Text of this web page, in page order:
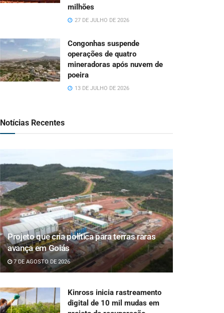
milhões
27 DE JULHO DE 2026
Congonhas suspende
operações de quatro
mineradoras após nuvem de
poeira
13 DE JULHO DE 2026
Notícias Recentes
Projeto que cria política para terras raras
avança em Goiás
7 DE AGOSTO DE 2026
Kinross inicia rastreamento
digital de 10 mil mudas em